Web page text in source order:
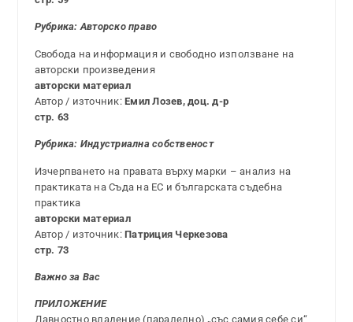
Рубрика:Авторско право
Свобода на информация и свободно използване на
авторски произведения
авторски материал
Автор / източник:Емил Лозев, доц. д-р
стр. 63
Рубрика: Индустриална собственост
Изчерпването на правата върху марки – анализ на
практиката на Съда на ЕС и българската съдебна
практика
авторски материал
Автор / източник:Патриция Черкезова
стр. 73
Важно за Вас
ПРИЛОЖЕНИЕ
Давностно владение (паралелно) „със самия себе си“